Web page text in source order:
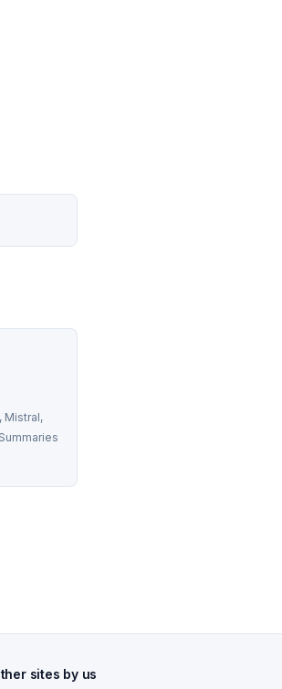
Mistral,
sites by us